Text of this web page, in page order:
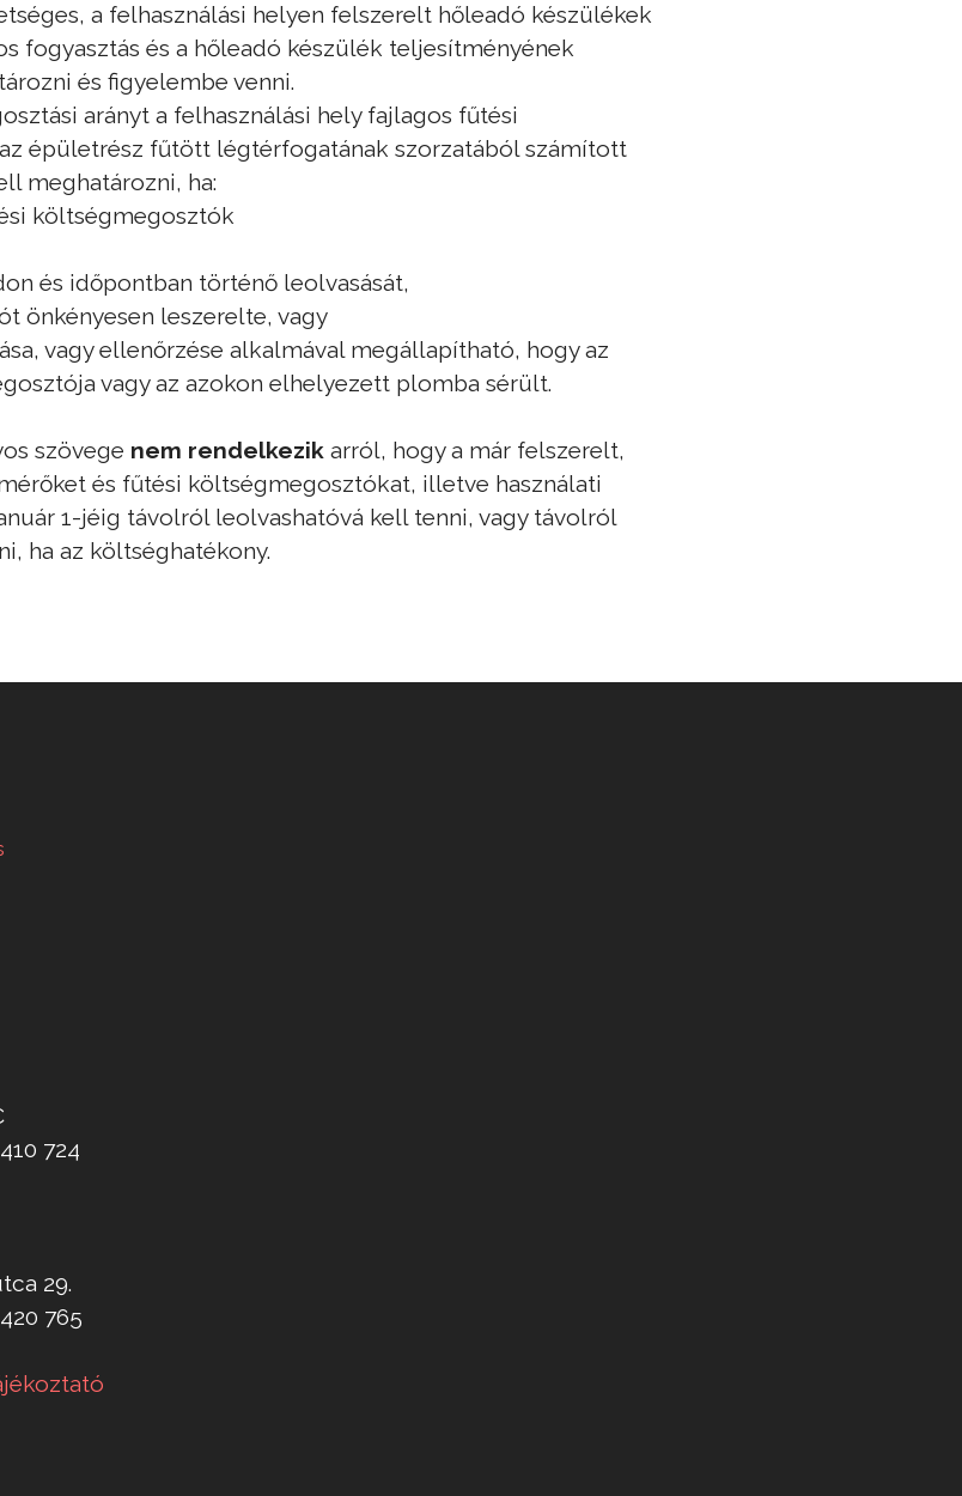
a felhasználási helyen felszerelt hőleadó készülékek
fogyasztás és a hőleadó készülék teljesítményének
és figyelembe venni.
arányt a felhasználási hely fajlagos fűtési
az épületrész fűtött légtérfogatának szorzatából számított
meghatározni, ha:
költségmegosztók
és időpontban történő leolvasását,
önkényesen leszerelte, vagy
vagy ellenőrzése alkalmával megállapítható, hogy az
vagy az azokon elhelyezett plomba sérült.
szövege nem rendelkezik arról, hogy a már felszerelt,
és fűtési költségmegosztókat, illetve használati
1-jéig távolról leolvashatóvá kell tenni, vagy távolról
ha az költséghatékony.
724
29.
765